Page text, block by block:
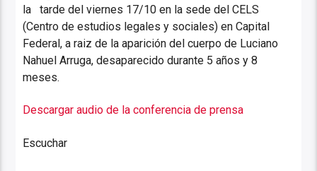
la tarde del viernes 17/10 en la sede del CELS
(Centro de estudios legales y sociales) en Capital
Federal, a raiz de la aparición del cuerpo de Luciano
Nahuel Arruga, desaparecido durante 5 años y 8
meses.
Descargar audio de la conferencia de prensa
Escuchar